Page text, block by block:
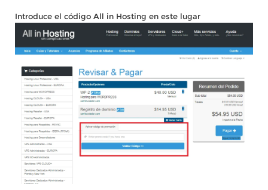
Introduce el código All in Hosting en este lugar